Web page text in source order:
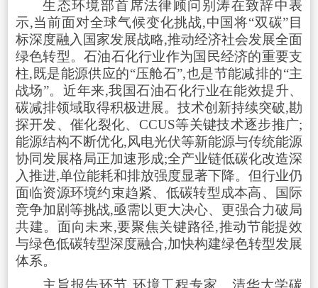
生态环境部首席法律顾问别涛在致辞中表
示,当前面对全球气候变化挑战,中国将“双碳”目
标深度融入国家发展战略,推动经济社会发展全面
绿色转型。石油石化行业作为国民经济的重要支
柱,既是能源供应的“压舱石”,也是节能减排的“主
战场”。近年来,我国石油石化行业在能效提升、
碳减排领域取得积极进展。技术创新持续突破,勘
探开发、催化裂化、CCUS等关键技术逐步推广;
能源结构不断优化,风电光伏等新能源与传统能源
协同发展格局正加速形成;全产业链低碳化改造深
入推进,单位能耗和排放强度显著下降。但行业仍
面临资源环境约束趋紧、低碳转型成本高、国际
竞争加剧等挑战,亟需以更大决心、更强合力破局
共建。面向未来,要聚焦关键路径,推动节能提效
与绿色低碳转型深度融合,加快构建绿色转型发展
体系。
主旨报告环节,环境工程专家、清华大学碳